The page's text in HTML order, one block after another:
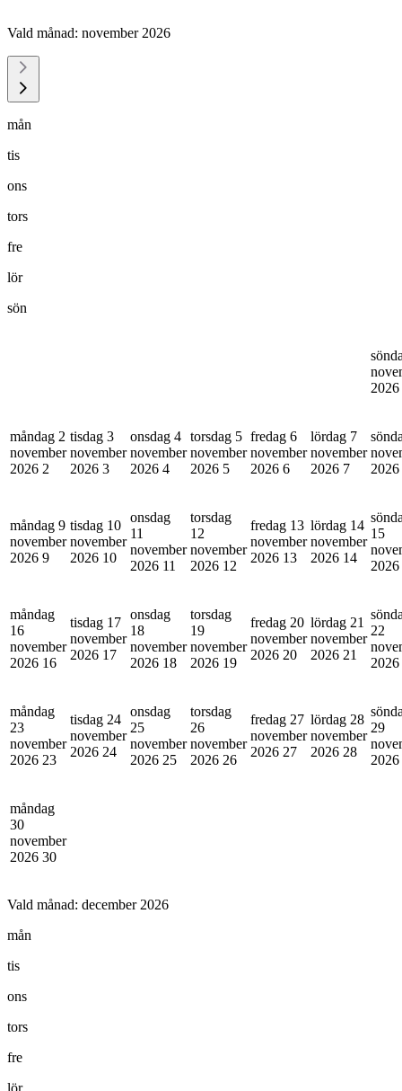
Vald månad: november 2026
mån
tis
ons
tors
fre
lör
sön
2026
måndag 2
november
2026 2
tisdag 3
november
2026 3
onsdag 4
november
2026 4
torsdag 5
november
2026 5
fredag 6
november
2026 6
lördag 7
november
2026 7
2026
måndag 9
november
2026 9
tisdag 10
november
2026 10
onsdag
11
november
2026 11
torsdag
12
november
2026 12
fredag 13
november
2026 13
lördag 14
november
2026 14
15
2026
måndag
16
november
2026 16
tisdag 17
november
2026 17
onsdag
18
november
2026 18
torsdag
19
november
2026 19
fredag 20
november
2026 20
lördag 21
november
2026 21
22
2026
måndag
23
november
2026 23
tisdag 24
november
2026 24
onsdag
25
november
2026 25
torsdag
26
november
2026 26
fredag 27
november
2026 27
lördag 28
november
2026 28
29
2026
måndag
30
november
2026 30
Vald månad: december 2026
mån
tis
ons
tors
fre
lör